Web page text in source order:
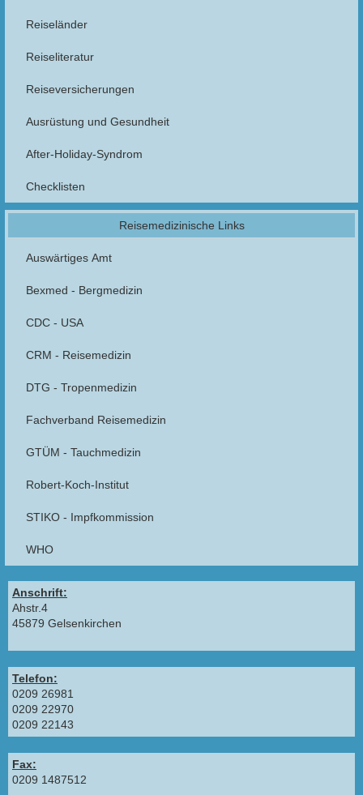
Reiseländer
Reiseliteratur
Reiseversicherungen
Ausrüstung und Gesundheit
After-Holiday-Syndrom
Checklisten
Reisemedizinische Links
Auswärtiges Amt
Bexmed - Bergmedizin
CDC - USA
CRM - Reisemedizin
DTG - Tropenmedizin
Fachverband Reisemedizin
GTÜM - Tauchmedizin
Robert-Koch-Institut
STIKO - Impfkommission
WHO
Anschrift:
Ahstr.4
45879 Gelsenkirchen
Telefon:
0209 26981
0209 22970
0209 22143
Fax:
0209 1487512